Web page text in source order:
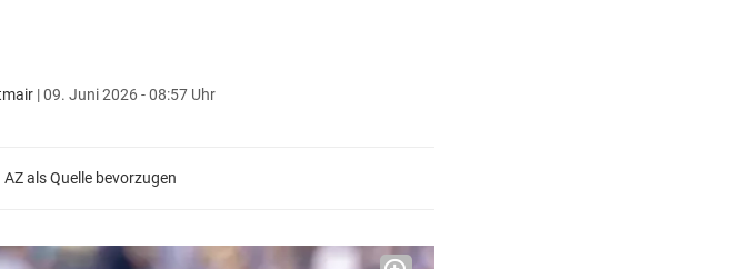
|09. Juni 2026 - 08:57 Uhr
AZ als Quelle bevorzugen